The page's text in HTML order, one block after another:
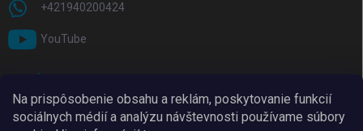
Na prispôsobenie obsahu a reklám, poskytovanie funkcií
sociálnych médií a analýzu návštevnosti používame súbory
+421940200424
YouTube